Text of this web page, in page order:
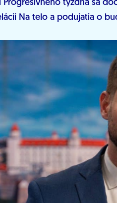
týždňa sa
Na telo a podujatia o